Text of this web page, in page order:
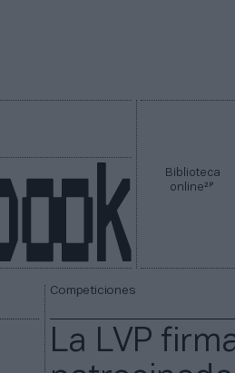
Biblioteca
online2P
Competiciones
La LVP